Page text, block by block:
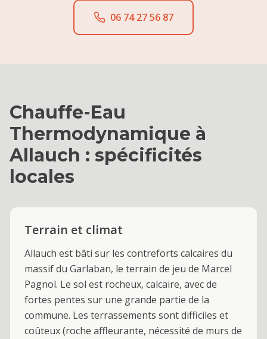
06 74 27 56 87
Chauffe-Eau
Thermodynamique à
Allauch : spécificités
locales
Terrain et climat
Allauch est bâti sur les contreforts calcaires du
massif du Garlaban, le terrain de jeu de Marcel
Pagnol. Le sol est rocheux, calcaire, avec de
fortes pentes sur une grande partie de la
commune. Les terrassements sont difficiles et
coûteux (roche affleurante, nécessité de murs de